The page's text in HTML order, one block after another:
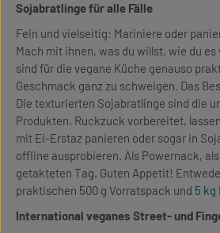
Sojabratlinge für alle Fälle
Fein und vielseitig: Mariniere oder
Mach mit ihnen, was du willst, wie du
sind für die vegane Küche genauso
Geschmack ganz zu schweigen. Das
Die texturierten Sojabratlinge sind die
Produkten. Ruckzuck vorbereitet,
mit Ei-Erstaz panieren oder sogar in
offline ausprobieren. Als Powernack,
getakteten Tag. Guten Appetit!
praktischen 500 g Vorratspack und 5 kg
International veganes Street- und